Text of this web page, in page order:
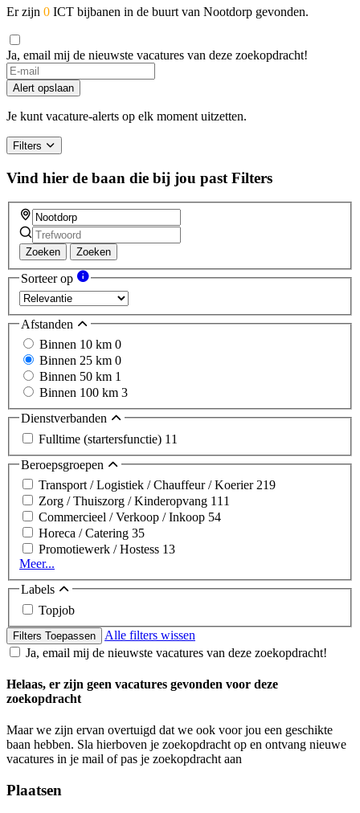
Er zijn 0 ICT bijbanen in de buurt van Nootdorp gevonden.
Ja, email mij de nieuwste vacatures van deze zoekopdracht!
Alert opslaan
Je kunt vacature-alerts op elk moment uitzetten.
Filters
Vind hier de baan die bij jou past Filters
Zoeken Zoeken
Sorteer op
Afstanden
Binnen 10 km 0
Binnen 25 km 0
Binnen 50 km 1
Binnen 100 km 3
Dienstverbanden
Fulltime (startersfunctie) 11
Beroepsgroepen
Transport / Logistiek / Chauffeur / Koerier 219
Zorg / Thuiszorg / Kinderopvang 111
Commercieel / Verkoop / Inkoop 54
Horeca / Catering 35
Promotiewerk / Hostess 13
Meer...
Labels
Topjob
Filters Toepassen
Alle filters wissen
Ja, email mij de nieuwste vacatures van deze zoekopdracht!
Helaas, er zijn geen vacatures gevonden voor deze
zoekopdracht
Maar we zijn ervan overtuigd dat we ook voor jou een geschikte
baan hebben. Sla hierboven je zoekopdracht op en ontvang nieuwe
vacatures in je mail of pas je zoekopdracht aan
Plaatsen